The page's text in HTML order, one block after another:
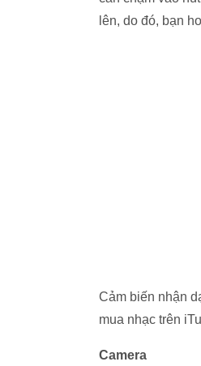
lên, do đó, bạn
Cảm biến nhận
mua nhạc trên
Camera